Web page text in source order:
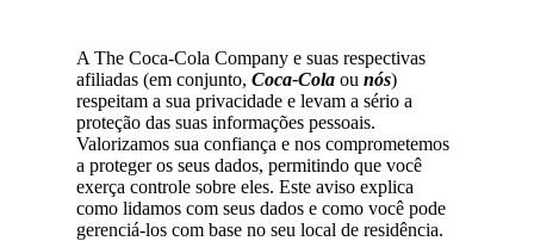
A The Coca-Cola Company e suas respectivas
afiliadas (em conjunto, Coca-Cola ou nós)
respeitam a sua privacidade e levam a sério a
proteção das suas informações pessoais.
Valorizamos sua confiança e nos comprometemos
a proteger os seus dados, permitindo que você
exerça controle sobre eles. Este aviso explica
como lidamos com seus dados e como você pode
gerenciá-los com base no seu local de residência.